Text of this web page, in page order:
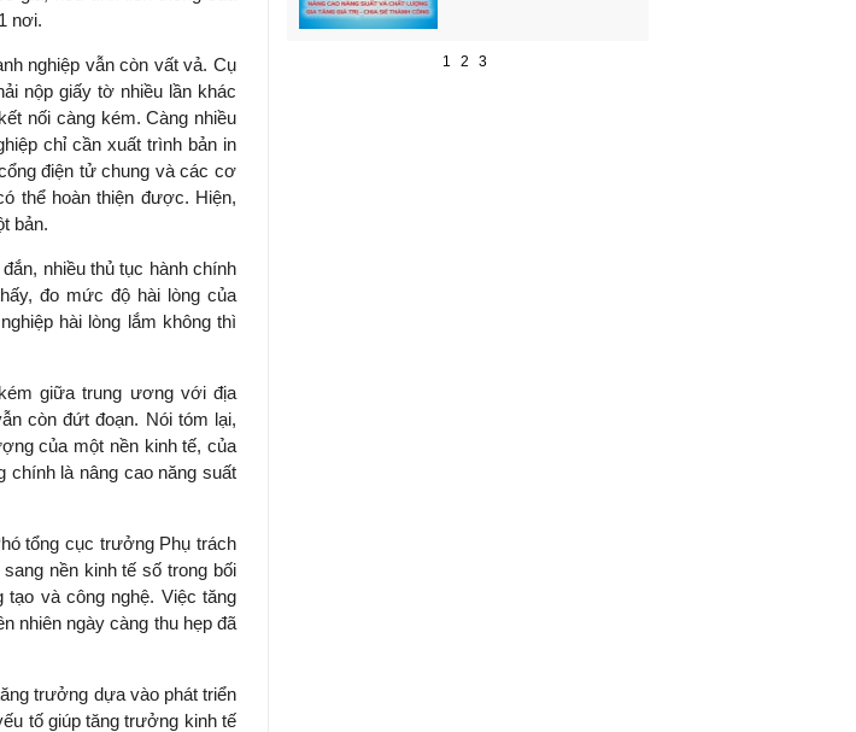
nơi.
nghiệp vẫn còn vất vả. Cụ
nộp giấy tờ nhiều lần khác
nối càng kém. Càng nhiều
chỉ cần xuất trình bản in
điện tử chung và các cơ
thể hoàn thiện được. Hiện,
bản.
nhiều thủ tục hành chính
đo mức độ hài lòng của
hài lòng lắm không thì
giữa trung ương với địa
còn đứt đoạn. Nói tóm lại,
của một nền kinh tế, của
chính là nâng cao năng suất
tổng cục trưởng Phụ trách
nền kinh tế số trong bối
và công nghệ. Việc tăng
nhiên ngày càng thu hẹp đã
trưởng dựa vào phát triển
tố giúp tăng trưởng kinh tế
1 2 3